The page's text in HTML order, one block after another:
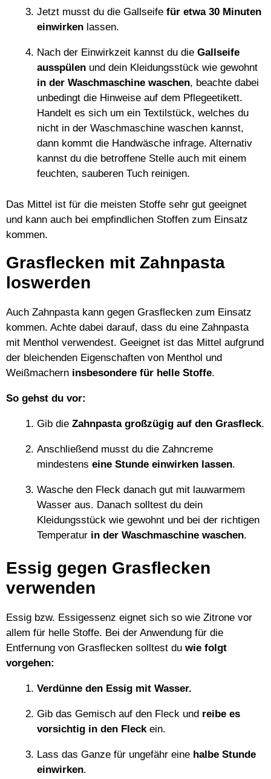
Jetzt musst du die Gallseife für etwa 30 Minuten
einwirken lassen.
Nach der Einwirkzeit kannst du die Gallseife
ausspülen und dein Kleidungsstück wie gewohnt
in der Waschmaschine waschen, beachte dabei
unbedingt die Hinweise auf dem Pflegeetikett.
Handelt es sich um ein Textilstück, welches du
nicht in der Waschmaschine waschen kannst,
dann kommt die Handwäsche infrage. Alternativ
kannst du die betroffene Stelle auch mit einem
feuchten, sauberen Tuch reinigen.
Das Mittel ist für die meisten Stoffe sehr gut geeignet
und kann auch bei empfindlichen Stoffen zum Einsatz
kommen.
Grasflecken mit Zahnpasta
loswerden
Auch Zahnpasta kann gegen Grasflecken zum Einsatz
kommen. Achte dabei darauf, dass du eine Zahnpasta
mit Menthol verwendest. Geeignet ist das Mittel aufgrund
der bleichenden Eigenschaften von Menthol und
Weißmachern insbesondere für helle Stoffe.
So gehst du vor:
Gib die Zahnpasta großzügig auf den Grasfleck.
Anschließend musst du die Zahncreme
mindestens eine Stunde einwirken lassen.
Wasche den Fleck danach gut mit lauwarmem
Wasser aus. Danach solltest du dein
Kleidungsstück wie gewohnt und bei der richtigen
Temperatur in der Waschmaschine waschen.
Essig gegen Grasflecken
verwenden
Essig bzw. Essigessenz eignet sich so wie Zitrone vor
allem für helle Stoffe. Bei der Anwendung für die
Entfernung von Grasflecken solltest du wie folgt
vorgehen:
Verdünne den Essig mit Wasser.
Gib das Gemisch auf den Fleck und reibe es
vorsichtig in den Fleck ein.
Lass das Ganze für ungefähr eine halbe Stunde
einwirken.